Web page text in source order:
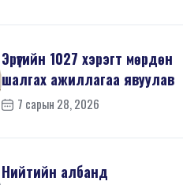
Эрүүгийн 1027 хэрэгт мөрдөн
шалгах ажиллагаа явуулав
7 сарын 28, 2026
Нийтийн албанд